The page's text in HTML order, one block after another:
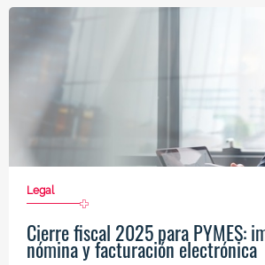
Legal
Cierre fiscal 2025 para PYMES:
nómina y facturación electrónica